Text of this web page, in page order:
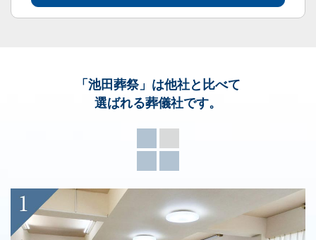
「池田葬祭」 は他社と比べて
選ばれる葬儀社です。